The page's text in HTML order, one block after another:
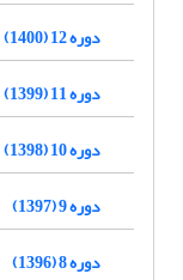
دوره 12 (1400)
دوره 11 (1399)
دوره 10 (1398)
دوره 9 (1397)
دوره 8 (1396)